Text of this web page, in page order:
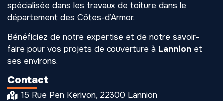
spécialisée dans les travaux de toiture dans le
département des Côtes-d’Armor.
Bénéficiez de notre expertise et de notre savoir-
faire pour vos projets de couverture à Lannion et
ses environs.
Contact
15 Rue Pen Kerivon, 22300 Lannion